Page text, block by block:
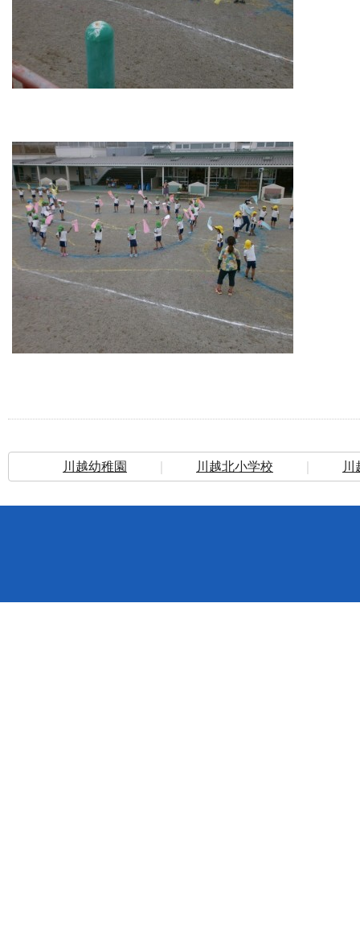
川越幼稚園 川越北小学校 川